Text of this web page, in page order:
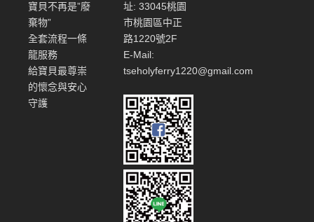
寶貝不再是”廢
棄物”
全套流程一條
龍服務
給寶貝最尊崇
的懷念與安心
守護
址: 33045桃園
市桃園區中正
路1220號2F
E-Mail:
tseholyferry1220@gmail.com